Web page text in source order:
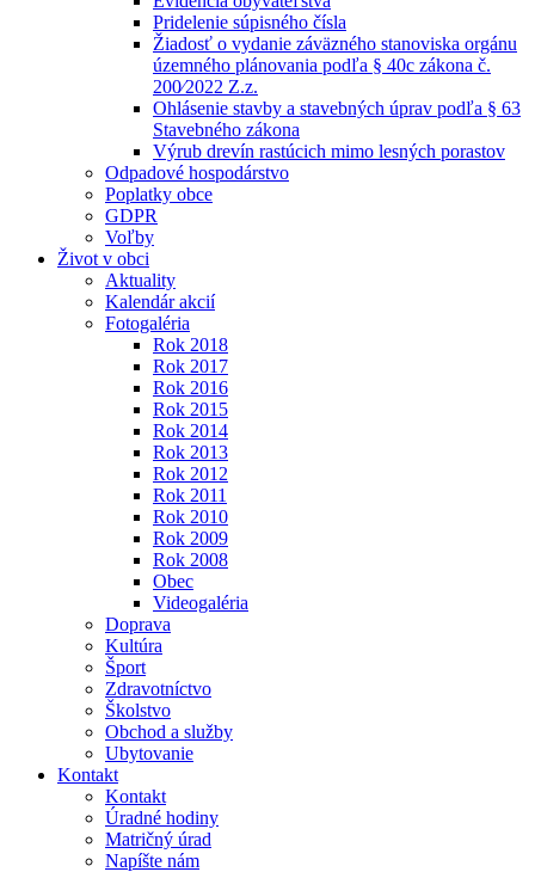
Pridelenie súpisného čísla
Žiadosť o vydanie záväzného stanoviska orgánu
územného plánovania podľa § 40c zákona č.
200⁄2022 Z.z.
Ohlásenie stavby a stavebných úprav podľa § 63
Stavebného zákona
Výrub drevín rastúcich mimo lesných porastov
Odpadové hospodárstvo
Poplatky obce
GDPR
Voľby
Život v obci
Aktuality
Kalendár akcií
Fotogaléria
Rok 2018
Rok 2017
Rok 2016
Rok 2015
Rok 2014
Rok 2013
Rok 2012
Rok 2011
Rok 2010
Rok 2009
Rok 2008
Obec
Videogaléria
Doprava
Kultúra
Šport
Zdravotníctvo
Školstvo
Obchod a služby
Ubytovanie
Kontakt
Kontakt
Úradné hodiny
Matričný úrad
Napíšte nám